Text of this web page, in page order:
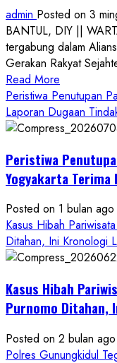
admin Posted on 3
BANTUL, DIY ||
tergabung dalam
Gerakan Rakyat
Read More
more
about
Kasus
Anak
di
Aliansi
Janji
Kawal
Proses
Sampai
Tuntas
Peristiwa Penutupan
Laporan Dugaan
Peristiwa
Yogyakarta Terima
Posted on 1 bulan ago
Kasus Hibah
Ditahan, Ini Kronologi
Kasus Hibah
Purnomo Ditahan,
Posted on 2 bulan ago
Polres Gunungkidul